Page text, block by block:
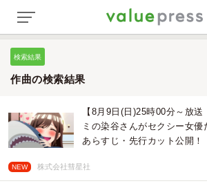
検索結果
作曲の検索結果
【8月9日(日)25時00分～放
ミの染谷さんがセクシー女
あらすじ・先行カット公開！
NEW 株式会社彗星社